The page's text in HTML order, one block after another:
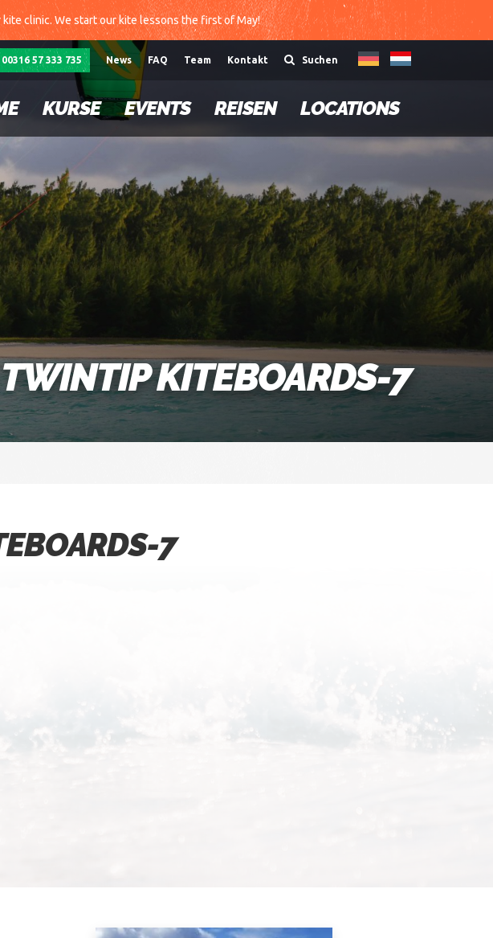
clinic. We start our kite lessons the first of May!
Suchen
News FAQ Team Kontakt
00316 57 333 735
KURSE EVENTS REISEN LOCATIONS
KITEBOARDS-7
7